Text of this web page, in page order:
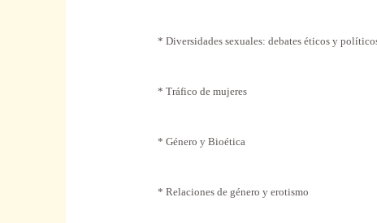
* Diversidades sexuales: debates éticos y
* Tráfico de mujeres
* Género y Bioética
* Relaciones de género y erotismo